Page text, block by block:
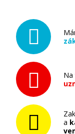
Na
a